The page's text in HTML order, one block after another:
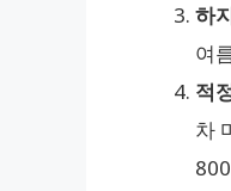
하
여
적
차